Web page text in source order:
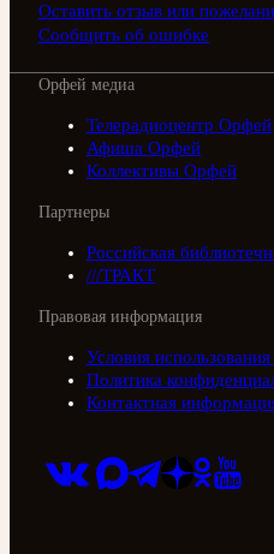
Оставить отзыв или
Сообщить об ошибке
Орфей медиа
Телерадиоцентр Орфей
Афиша Орфей
Коллективы Орфей
Партнеры
Российская
///ТРАКТ
Правовая информация
Условия использования
Политика
Контактная